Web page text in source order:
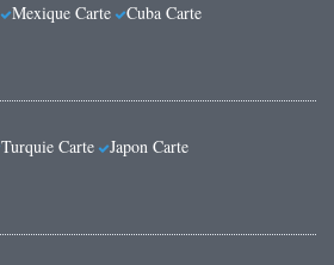
Mexique Carte Cuba Carte
Turquie Carte Japon Carte